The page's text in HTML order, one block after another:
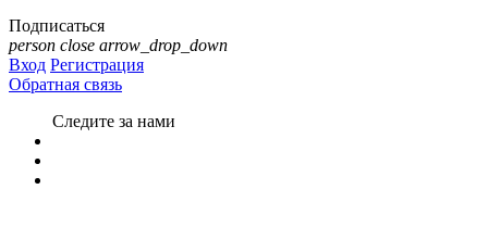
Подписаться
person close arrow_drop_down
Вход Регистрация
Обратная связь
Следите за нами